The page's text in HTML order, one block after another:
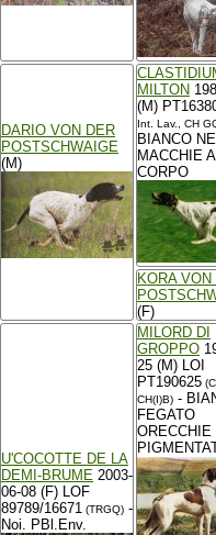
DARIO VON DER
POSTSCHWAIGE
(M)
MILTON
(M)
Int. Lav., CH
BIANCO
MACCHIE
CORPO
KORA VON
(F)
U'COCOTTE DE LA
DEMI-BRUME 2003-
06-08 (F) LOF
89789/16671 (TRGQ) -
Noi. PBl.Env.
MILORD DI
GROPPO
25 (M) LOI
PT190625
CH(I)B) -
FEGATO
ORECCHIE